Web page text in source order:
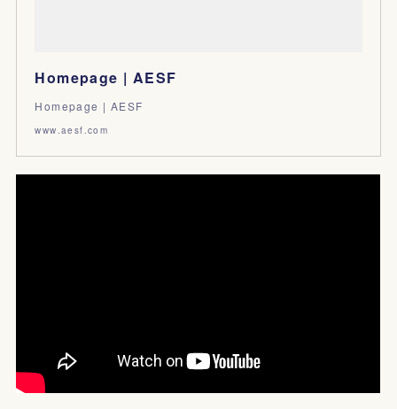
Homepage | AESF
Homepage | AESF
www.aesf.com